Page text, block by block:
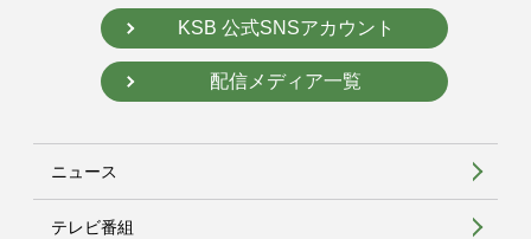
KSB 公式SNSアカウント
配信メディア一覧
ニュース
テレビ番組